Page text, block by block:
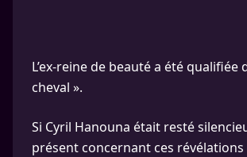
L’ex-reine de beauté a été qualifiée
cheval ».
Si Cyril Hanouna était resté
présent concernant ces révélations